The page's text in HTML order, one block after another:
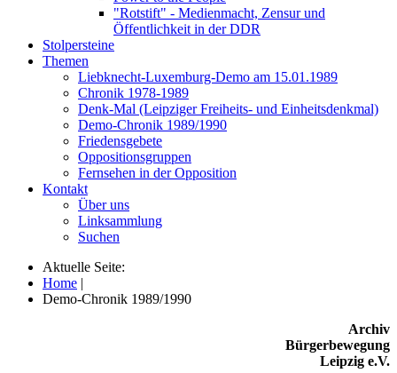
"Rotstift" - Medienmacht, Zensur und
Öffentlichkeit in der DDR
Stolpersteine
Themen
Liebknecht-Luxemburg-Demo am 15.01.1989
Chronik 1978-1989
Denk-Mal (Leipziger Freiheits- und Einheitsdenkmal)
Demo-Chronik 1989/1990
Friedensgebete
Oppositionsgruppen
Fernsehen in der Opposition
Kontakt
Über uns
Linksammlung
Suchen
Aktuelle Seite:
Home |
Demo-Chronik 1989/1990
Archiv
Bürgerbewegung
Leipzig e.V.